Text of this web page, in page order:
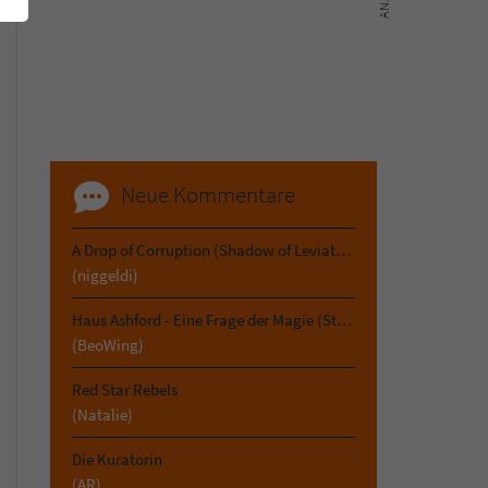
Neue Kommentare
A Drop of Corruption (Shadow of Leviathan 2)
(niggeldi)
Haus Ashford - Eine Frage der Magie (Stephen Oakwood 3)
(BeoWing)
Red Star Rebels
(Natalie)
Die Kuratorin